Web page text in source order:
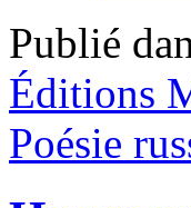
Publié
Éditions
Poésie